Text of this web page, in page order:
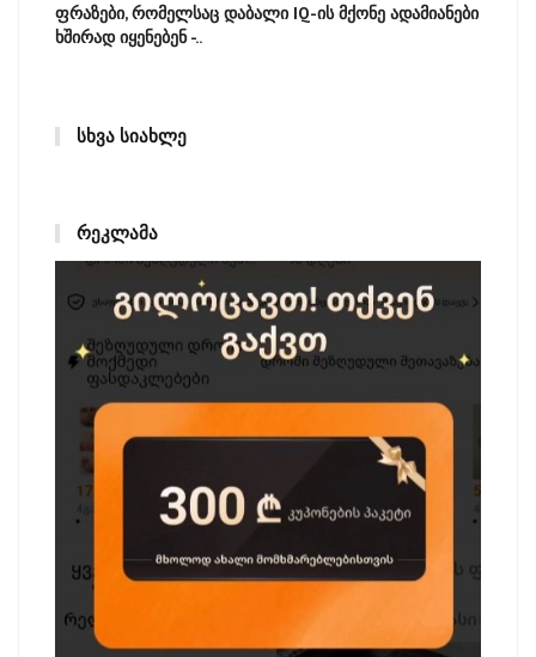
ფრაზები, რომელსაც დაბალი IQ-ის მქონე ადამიანები
ხშირად იყენებენ -..
ᲡᲮᲕᲐ ᲡᲘᲐᲮᲚᲔ
ᲠᲔᲙᲚᲐᲛᲐ